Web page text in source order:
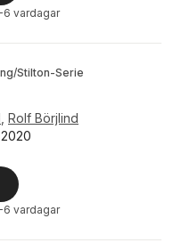
6 vardagar
Stilton-Serie
Rolf Börjlind
6 vardagar